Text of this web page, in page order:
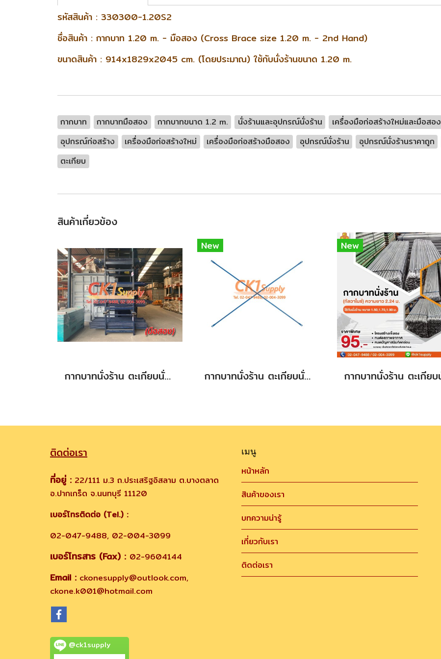
รหัสสินค้า : 330300-1.20S2
ชื่อสินค้า : กากบาท 1.20 m. - มือสอง (Cross Brace size 1.20 m. - 2nd Hand)
ขนาดสินค้า : 914x1829x2045 cm. (โดยประมาณ) ใช้กับนั่งร้านขนาด 1.20 m.
กากบาท กากบาทมือสอง กากบาทขนาด 1.2 m. นั่งร้านและอุปกรณ์นั่งร้าน เครื่องมือก่อสร้างใหม่และมือสอง
อุปกรณ์ก่อสร้าง
เครื่องมือก่อสร้างใหม่ เครื่องมือก่อสร้างมือสอง อุปกรณ์นั่งร้าน อุปกรณ์นั่งร้านราคาถูก
ตะเกียบ
สินค้าเกี่ยวข้อง
กากบาทนั่งร้าน ตะเกียบนั่งร้าน มือสอง(สภาพดี) ขนาด 0.50 m.
New
กากบาทนั่งร้าน ตะเกียบนั่งร้าน สินค้าใหม่ (new) ขนาด 1.70 m.
New
ติดต่อเรา
ที่อยู่ : 22/111 ม.3 ถ.ประเสริฐอิสลาม ต.บางตลาด
อ.ปากเกร็ด จ.นนทบุรี 11120
เบอร์โทรติดต่อ (Tel.) :
02-047-9488, 02-004-3099
เบอร์โทรสาร (Fax) : 02-9604144
Email : ckonesupply@outlook.com,
ckone.k001@hotmail.com
@ck1supply
เมนู
หน้าหลัก
สินค้าของเรา
บทความน่ารู้
เกี่ยวกับเรา
ติดต่อเรา